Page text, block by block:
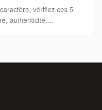
vérifiez ces 5
authenticité,